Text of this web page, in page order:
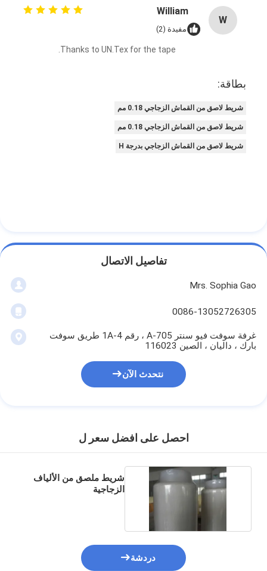
W
William
مفيدة (2)
Thanks to UN.Tex for the tape.
بطاقة:
شريط لاصق من القماش الزجاجي 0.18 مم
شريط لاصق من القماش الزجاجي 0.18 مم
شريط لاصق من القماش الزجاجي بدرجة H
تفاصيل الاتصال
Mrs. Sophia Gao
0086-13052726305
غرفة سوفت فيو سنتر A-705 ، رقم 1A-4 طريق سوفت
بارك ، داليان ، الصين 116023
نتحدث الآن
احصل على افضل سعر ل
شريط ملصق من الألياف
الزجاجية
دردشة